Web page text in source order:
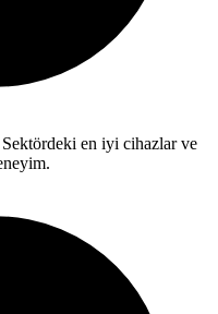
en iyi cihazlar ve